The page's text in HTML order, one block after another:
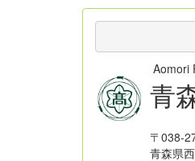
Aomori
青
〒038-
青森県